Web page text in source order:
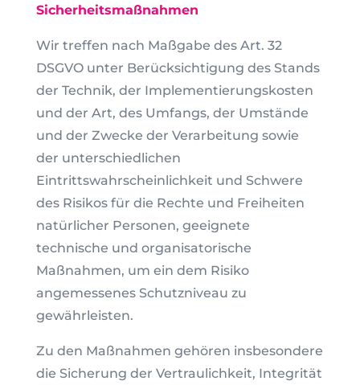
Sicherheitsmaßnahmen
Wir treffen nach Maßgabe des Art. 32
DSGVO unter Berücksichtigung des Stands
der Technik, der Implementierungskosten
und der Art, des Umfangs, der Umstände
und der Zwecke der Verarbeitung sowie
der unterschiedlichen
Eintrittswahrscheinlichkeit und Schwere
des Risikos für die Rechte und Freiheiten
natürlicher Personen, geeignete
technische und organisatorische
Maßnahmen, um ein dem Risiko
angemessenes Schutzniveau zu
gewährleisten.
Zu den Maßnahmen gehören insbesondere
die Sicherung der Vertraulichkeit, Integrität